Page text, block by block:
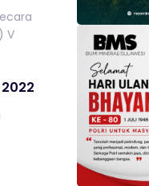
V